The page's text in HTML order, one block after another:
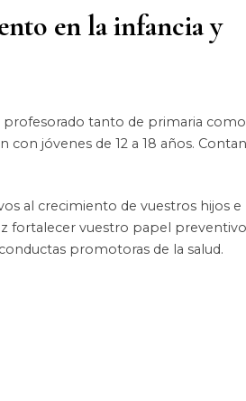
en la infancia y
profesorado tanto de primaria
jóvenes de 12 a 18 años.
al crecimiento de vuestros hijos e
fortalecer vuestro papel
promotoras de la salud.